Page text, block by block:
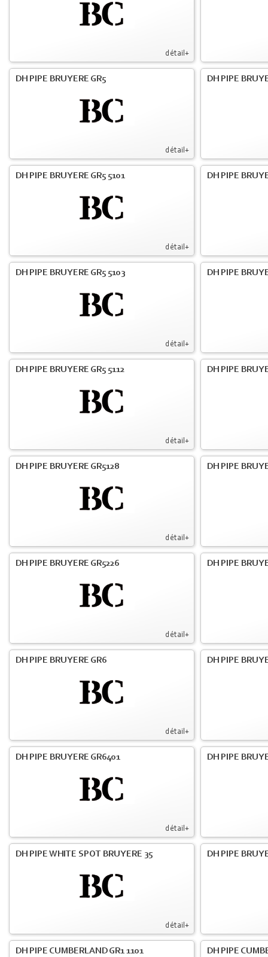
détail+
détail+
DH PIPE BRUYERE GR5 DH PIPE
détail+
DH PIPE BRUYERE GR5 5101 DH PIPE
détail+
DH PIPE BRUYERE GR5 5103 DH PIPE
détail+
DH PIPE BRUYERE GR5 5112 DH PIPE
détail+
DH PIPE BRUYERE GR5128 DH PIPE
détail+
DH PIPE BRUYERE GR5226 DH PIPE
détail+
DH PIPE BRUYERE GR6 DH PIPE
détail+
DH PIPE BRUYERE GR6401 DH PIPE
détail+
DH PIPE WHITE SPOT BRUYERE 35 DH PIPE
DH PIPE CUMBERLAND GR1 1101 DH PIPE